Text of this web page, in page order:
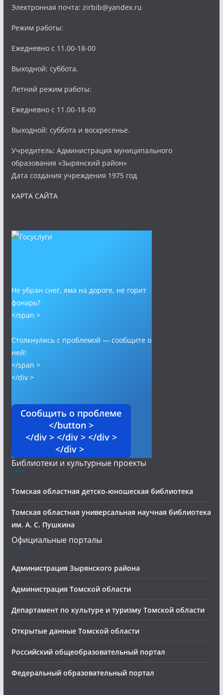
Электронная почта: zirbib@yandex.ru
Режим работы:
Ежедневно с 11.00-18-00
Выходной: суббота.
Летний режим работы:
Ежедневно с 11.00-18-00
Выходной: суббота и воскресенье.
Учредитель: Администрация муниципального
образования «Зырянский район»
Дата создания учреждения 1975 год
КАРТА САЙТА
Не убран снег, яма на дороге, не горит
фонарь?
</span >
Столкнулись с проблемой — сообщите о
ней!
</span >
</div >
Сообщить о проблеме
</button >
</div > </div > </div >
</div >
Библиотеки и культурные проекты
Томская областная детско-юношеская библиотека
Томская областная универсальная научная библиотека
им. А. С. Пушкина
Официальные порталы
Администрация Зырянского района
Администрация Томской области
Департамент по культуре и туризму Томской области
Открытые данные Томской области
Российский общеобразовательный портал
Федеральный образовательный портал